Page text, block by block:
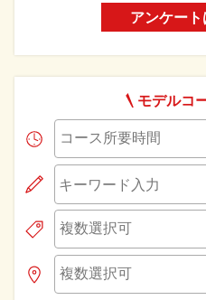
アンケー
モデルコ